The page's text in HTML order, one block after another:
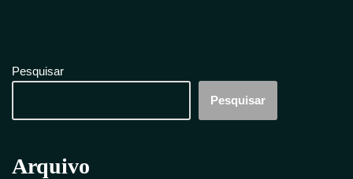
Pesquisar
Pesquisar
Arquivo